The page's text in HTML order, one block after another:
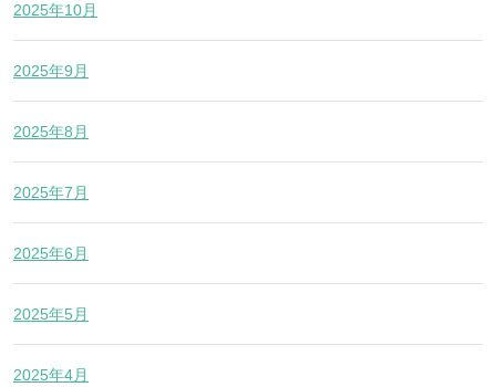
2025年10月
2025年9月
2025年8月
2025年7月
2025年6月
2025年5月
2025年4月